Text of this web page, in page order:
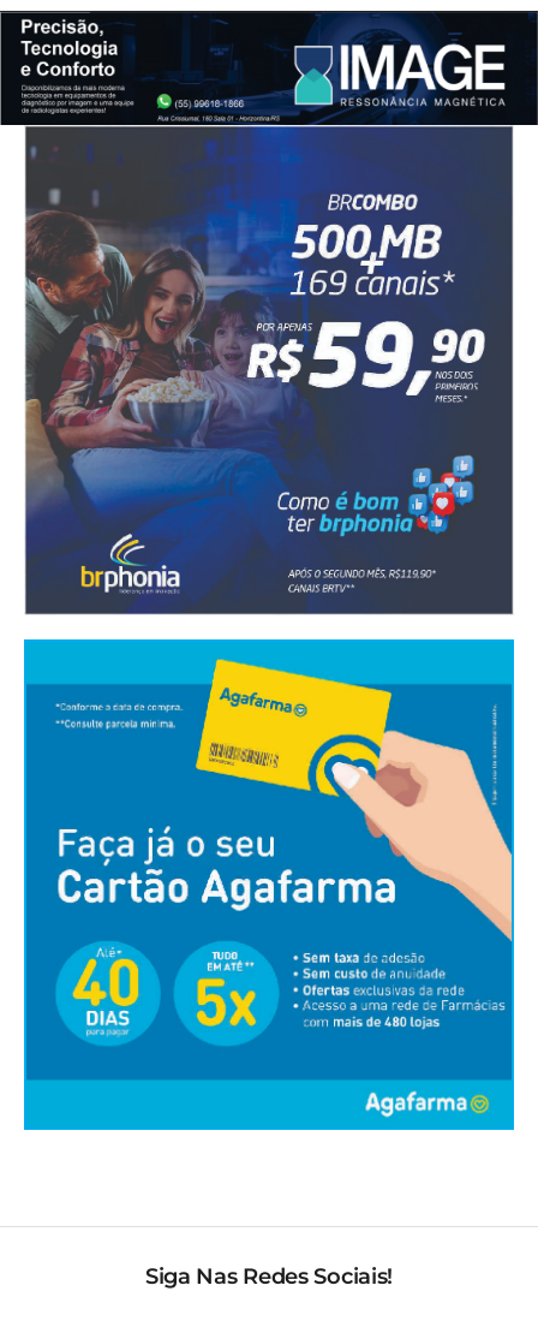
Siga Nas Redes Sociais!